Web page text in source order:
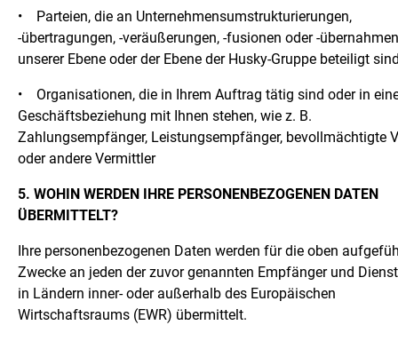
•
Parteien, die an Unternehmensumstrukturierungen,
-übertragungen, -veräußerungen, -fusionen oder -
unserer Ebene oder der Ebene der Husky-Gruppe beteiligt
•
Organisationen, die in Ihrem Auftrag tätig sind oder in
Geschäftsbeziehung mit Ihnen stehen, wie z. B.
Zahlungsempfänger, Leistungsempfänger, bevollmächtigte
oder andere Vermittler
5. WOHIN WERDEN IHRE PERSONENBEZOGENEN DATEN
ÜBERMITTELT?
Ihre personenbezogenen Daten werden für die oben
Zwecke an jeden der zuvor genannten Empfänger und
in Ländern inner- oder außerhalb des Europäischen
Wirtschaftsraums (EWR) übermittelt.